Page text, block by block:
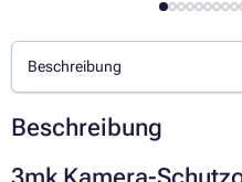
Beschreibung
Beschreibung